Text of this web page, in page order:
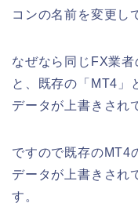
コンの名前を変更し
なぜなら同じFX業
と、既存の「MT4」
データが上書きされ
ですので既存のMT4
データが上書きされ
す。